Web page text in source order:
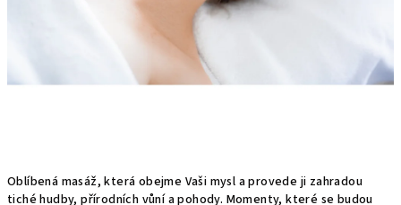
Oblíbená masáž, která obejme Vaši mysl a provede ji zahradou
tiché hudby, přírodních vůní a pohody. Momenty, které se budou